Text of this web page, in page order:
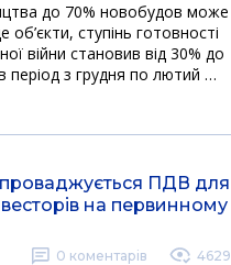
до 70% новобудов може
ступінь готовності
війни становив від 30% до
період з грудня по лютий …
ПДВ для
на первинному
0 коментарів 4629